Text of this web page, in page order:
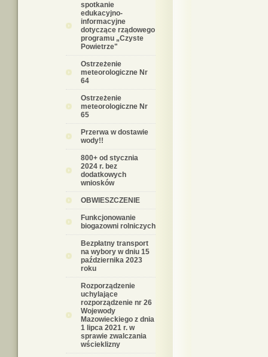
spotkanie
edukacyjno-
informacyjne
dotyczące rządowego
programu „Czyste
Powietrze"
Ostrzeżenie
meteorologiczne Nr
64
Ostrzeżenie
meteorologiczne Nr
65
Przerwa w dostawie
wody!!
800+ od stycznia
2024 r. bez
dodatkowych
wniosków
OBWIESZCZENIE
Funkcjonowanie
biogazowni rolniczych
Bezpłatny transport
na wybory w dniu 15
października 2023
roku
Rozporządzenie
uchylające
rozporządzenie nr 26
Wojewody
Mazowieckiego z dnia
1 lipca 2021 r. w
sprawie zwalczania
wścieklizny